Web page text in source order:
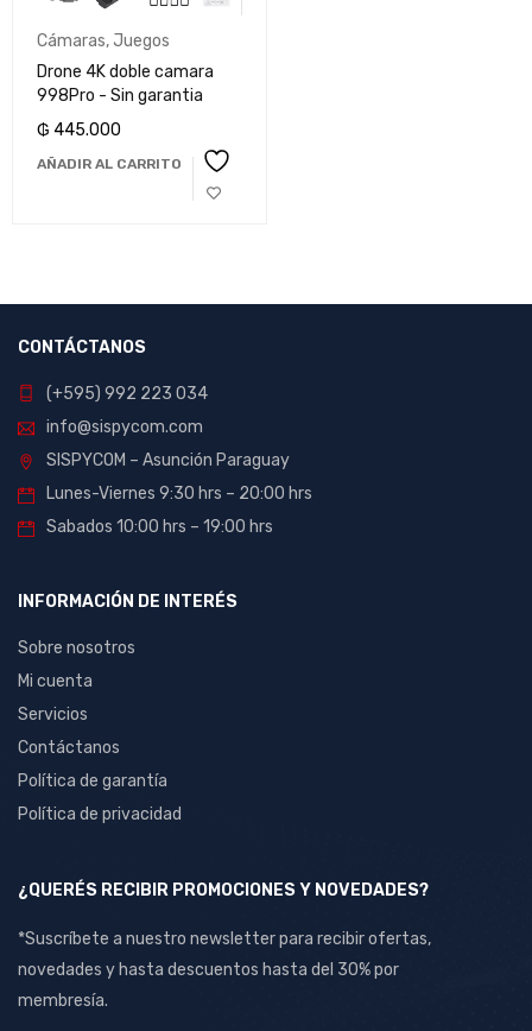
Cámaras, Juegos
Drone 4K doble camara
998Pro - Sin garantia
₲ 445.000
AÑADIR AL CARRITO
CONTÁCTANOS
(+595) 992 223 034
info@sispycom.com
SISPYCOM – Asunción Paraguay
Lunes-Viernes 9:30 hrs – 20:00 hrs
Sabados 10:00 hrs – 19:00 hrs
INFORMACIÓN DE INTERÉS
Sobre nosotros
Mi cuenta
Servicios
Contáctanos
Política de garantía
Política de privacidad
¿QUERÉS RECIBIR PROMOCIONES Y NOVEDADES?
*Suscríbete a nuestro newsletter para recibir ofertas,
novedades y hasta descuentos hasta del 30% por
membresía.